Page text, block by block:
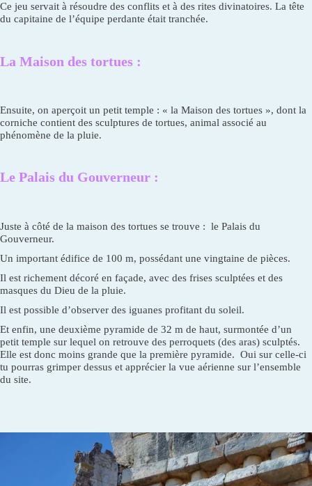
Ce jeu servait à résoudre des conflits et à des rites divinatoires. La tête
du capitaine de l’équipe perdante était tranchée.
La Maison des tortues :
Ensuite, on aperçoit un petit temple : « la Maison des tortues », dont la
corniche contient des sculptures de tortues, animal associé au
phénomène de la pluie.
Le Palais du Gouverneur :
Juste à côté de la maison des tortues se trouve : le Palais du
Gouverneur.
Un important édifice de 100 m, possédant une vingtaine de pièces.
Il est richement décoré en façade, avec des frises sculptées et des
masques du Dieu de la pluie.
Il est possible d’observer des iguanes profitant du soleil.
Et enfin, une deuxième pyramide de 32 m de haut, surmontée d’un
petit temple sur lequel on retrouve des perroquets (des aras) sculptés.
Elle est donc moins grande que la première pyramide. Oui sur celle-ci
tu pourras grimper dessus et apprécier la vue aérienne sur l’ensemble
du site.